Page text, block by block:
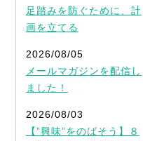
足踏みを防ぐために、計
画を立てる
2026/08/05
メールマガジンを配信し
ました！
2026/08/03
【”興味”をのばそう】８